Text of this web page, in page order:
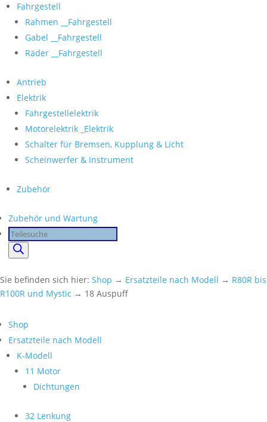
Fahrgestell
Rahmen __Fahrgestell
Gabel __Fahrgestell
Räder __Fahrgestell
Antrieb
Elektrik
Fahrgestellelektrik
Motorelektrik _Elektrik
Schalter für Bremsen, Kupplung & Licht
Scheinwerfer & Instrument
Zubehör
Zubehör und Wartung
Products
search
Sie befinden sich hier: Shop → Ersatzteile nach Modell → R80R bis
R100R und Mystic → 18 Auspuff
Shop
Ersatzteile nach Modell
K-Modell
11 Motor
Dichtungen
32 Lenkung